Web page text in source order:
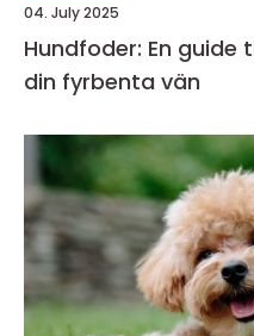
04. July 2025
Hundfoder: En
din fyrbenta vän